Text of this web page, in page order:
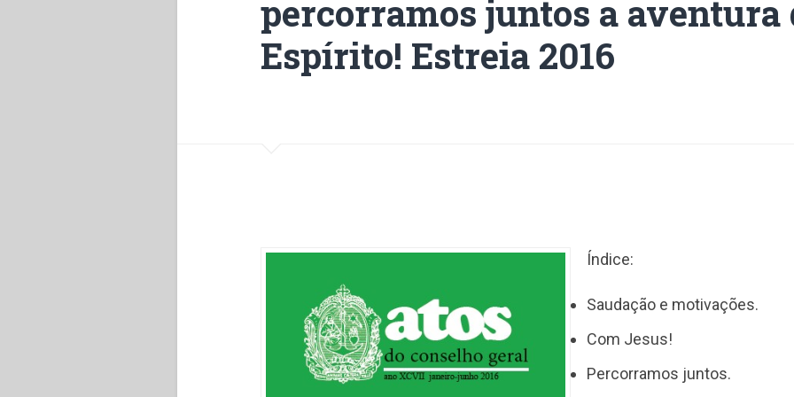
percorramos juntos a aventura
Espírito! Estreia 2016
Índice:
Saudação e motivações.
Com Jesus!
Percorramos juntos.